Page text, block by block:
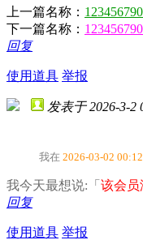
上一篇名称：
下一篇名称：
回复
使用道具 举报
发表于 2026-3-2
我在 2026-03-02 00:12
我今天最想说:「 该会员
回复
使用道具 举报